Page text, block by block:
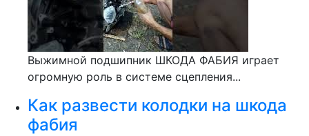
Выжимной подшипник ШКОДА ФАБИЯ играет
огромную роль в системе сцепления...
Как развести колодки на шкода
фабия